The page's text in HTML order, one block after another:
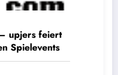
upjers feiert
Spielevents